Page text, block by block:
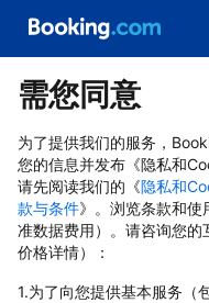
需您同意
为了提供我们的服务，
您的信息并发布《隐私和
请先阅读我们的《隐私和
款与条件》。浏览条款和使
准数据费用）。请咨询您
价格详情）：
1.为了向您提供基本服务（